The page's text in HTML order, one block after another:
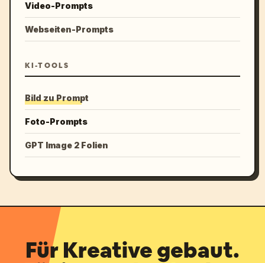
Video-Prompts
Webseiten-Prompts
KI-TOOLS
Bild zu Prompt
Foto-Prompts
GPT Image 2 Folien
Für Kreative gebaut.